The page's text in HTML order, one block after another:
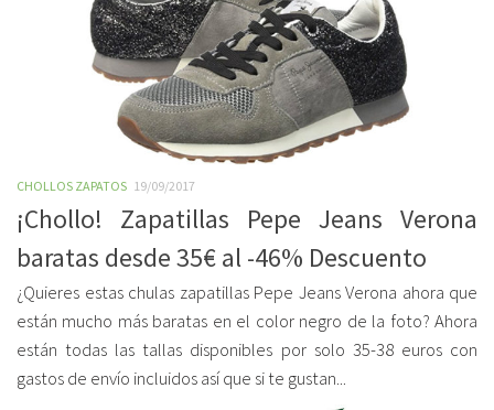
CHOLLOS ZAPATOS 19/09/2017
¡Chollo! Zapatillas Pepe Jeans Verona
baratas desde 35€ al -46% Descuento
¿Quieres estas chulas zapatillas Pepe Jeans Verona ahora que
están mucho más baratas en el color negro de la foto? Ahora
están todas las tallas disponibles por solo 35-38 euros con
gastos de envío incluidos así que si te gustan...